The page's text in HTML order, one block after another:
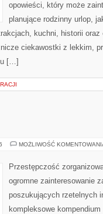
opowieści, który może
planujące rodzinny urlop,
kuchni, historii
ciekawostki z lekkim,
[…]
MOŻLIWOŚĆ
Przestępczość
ogromne zainteresowanie
poszukujących rzetelnych
kompleksowe